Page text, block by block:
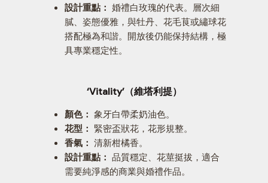
設計重點： 婚禮白玫瑰的代表。層次細
膩、姿態優雅，與牡丹、花毛茛或繡球花
搭配極為和諧。開放後仍能保持結構，極
具專業穩定性。
‘Vitality’（維塔利提）
顏色： 象牙白帶柔奶油色。
花型： 緊密盃狀花，花形規整。
香氣： 清新柑橘香。
設計重點： 品質穩定、花莖挺拔，適合
需要純淨感的商業與婚禮作品。